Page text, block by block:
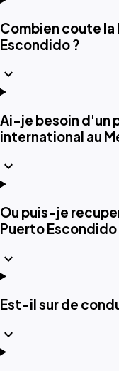
Combien coute
Escondido ?
expand_more
Ai-je besoin d'un
international au
expand_more
Ou puis-je
Puerto Escondido
expand_more
Est-il sur de
expand_more